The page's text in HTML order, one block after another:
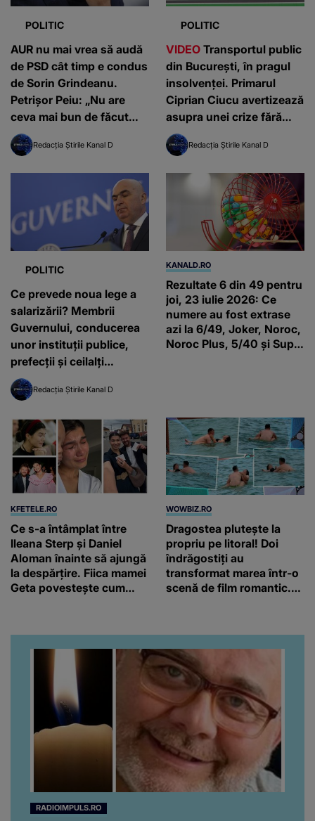
POLITIC
AUR nu mai vrea să audă
de PSD cât timp e condus
de Sorin Grindeanu.
Petrișor Peiu: „Nu are
ceva mai bun de făcut
decât să jignească
singurul partid care îl
Redacția Știrile Kanal D
POLITIC
VIDEO Transportul public
din București, în pragul
insolvenței. Primarul
Ciprian Ciucu avertizează
asupra unei crize fără
precedent: ”Grav de tot”
Redacția Știrile Kanal D
POLITIC
Ce prevede noua lege a
salarizării? Membrii
Guvernului, conducerea
unor instituții publice,
prefecții și ceilalți
demnitari vor avea
creșteri etapizate până în
Redacția Știrile Kanal D
KANALD.RO
Rezultate 6 din 49 pentru
joi, 23 iulie 2026: Ce
numere au fost extrase
azi la 6/49, Joker, Noroc,
Noroc Plus, 5/40 și Super
KFETELE.RO
Ce s-a întâmplat între
Ileana Sterp și Daniel
Aloman înainte să ajungă
la despărțire. Fiica mamei
Geta povestește cum
denigrez.”
WOWBIZ.RO
Dragostea plutește la
propriu pe litoral! Doi
îndrăgostiți au
transformat marea într-o
scenă de film romantic.
RADIOIMPULS.RO